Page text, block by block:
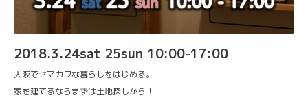
2018.3.24sat 25sun 10:00-17:00
大阪でセマカワな暮らしをはじめる。
家を建てるならまずは土地探しから！